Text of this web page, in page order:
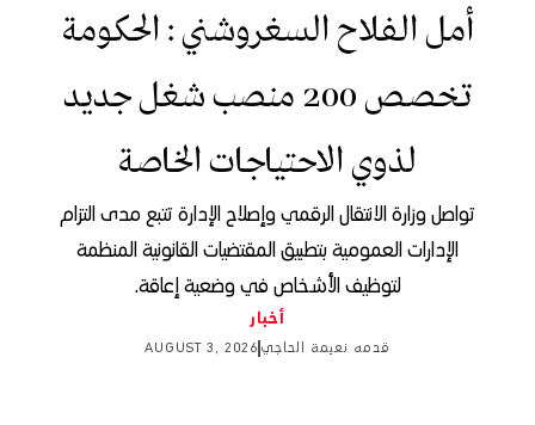
أمل الفلاح السغروشني : الحكومة
تخصص 200 منصب شغل جديد
لذوي الاحتياجات الخاصة
تواصل وزارة الانتقال الرقمي وإصلاح الإدارة تتبع مدى التزام
الإدارات العمومية بتطبيق المقتضيات القانونية المنظمة
لتوظيف الأشخاص في وضعية إعاقة.
أخبار
قدمه نعيمة الحاجي AUGUST 3, 2026